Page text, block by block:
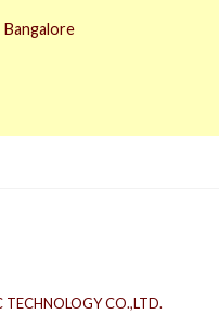
Bangalore
TECHNOLOGY CO.,LTD.